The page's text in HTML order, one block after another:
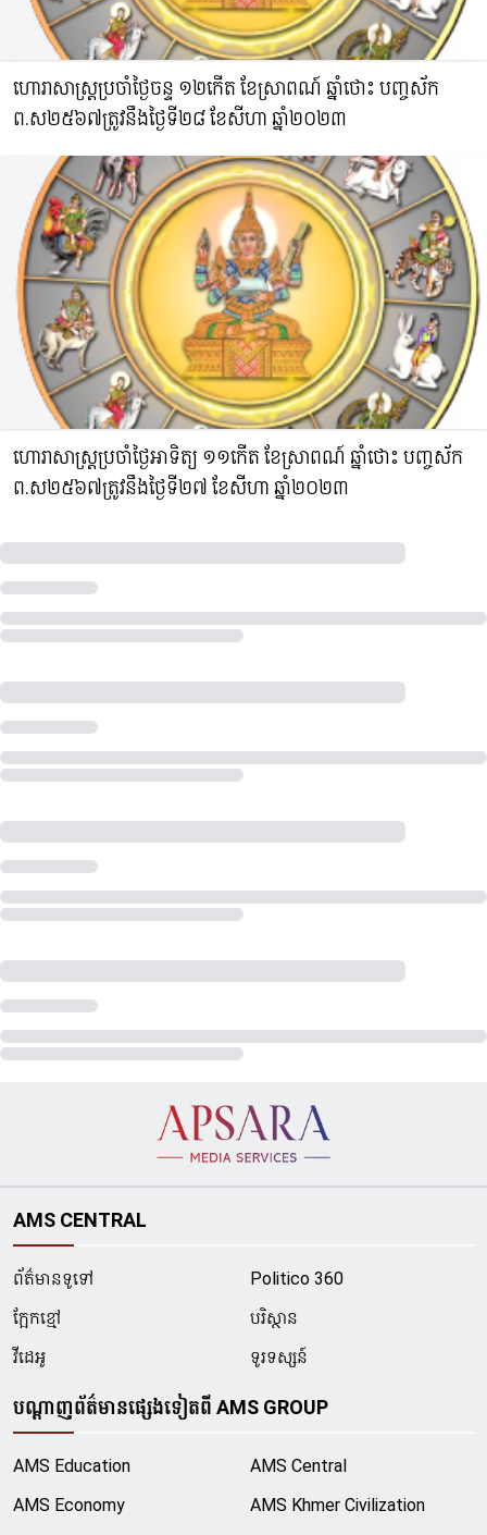
ហោរាសាស្រ្តប្រចាំថ្ងៃចន្ទ ១២កើត ខែស្រាពណ៍ ឆ្នាំថោះ​ បញ្ចស័ក
ព.ស​២៥៦៧ត្រូវនឹងថ្ងៃទី២៨ ខែសីហា ឆ្នាំ២០២៣
ហោរាសាស្រ្តប្រចាំថ្ងៃអាទិត្យ ១១កើត ខែស្រាពណ៍ ឆ្នាំថោះ​ បញ្ចស័ក
ព.ស​២៥៦៧ត្រូវនឹងថ្ងៃទី២៧ ខែសីហា ឆ្នាំ២០២៣
AMS CENTRAL
ព័ត៌មានទូទៅ
Politico 360
ក្អែកខ្មៅ
បរិស្ថាន
វីដេអូ
ទូរទស្សន៍
បណ្ដាញព័ត៌មានផ្សេងទៀតពី AMS GROUP
AMS Education
AMS Central
AMS Economy
AMS Khmer Civilization